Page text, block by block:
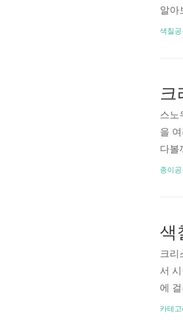
알아
로,
의
색칠
스노
을
다볼
낸
실부
기들
종이
크리
서
에
스
카테